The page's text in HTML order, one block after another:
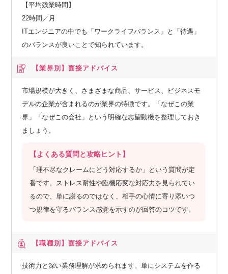
です。
ーーー膨大なデータと最先端AIの融合
年間14億件超の購買データや生活データを、最新のAIアルゴ
お客様一人ひとりに最適な提案と、効率的な物流計画を実現
し、未来の顧客体験を革新します。
ーーー世界基準の自動化テクノロジー
英国Ocado社と連携したAI・ロボット駆使の大型自動倉庫（C
この進化するテクノロジーが、私たちの競争力の源泉です。
AIが変えるプロダクト開発と組織体制
【「バイブネイティブ組織」を意識した体制づくり】
ィング（人間が一切コードを書かずに、AIがプログラミング
する手法）が登場し、
生成AIの技術に大きなブレイクスルーが起きました。
【平均残業時間】
22時間／月
ITエンジニアの中でも「ワークライフバランス」と「待遇」
のバランスが良いことで知られています。
【業界別】 面接アドバイス
市場規模が大きく、さまざまな商品、サービス、ビジネスモ
デルの企業が含まれるのが業界の特徴です。「なぜこの業
界」「なぜこの会社」という明確な志望動機を整理しておき
ましょう。
【よくある質問と攻略ヒント】
「理不尽なクレームにどう対応するか」という質問が定
番です。ストレス耐性や臨機応変な対応力を見られてい
るので、単に謝るのではなく、相手の心情に寄り添いつ
つ規律を守るバランス感覚を示すのが回答のコツです。
【職種別】 面接アドバイス
技術力と深い業務理解が求められます。単にシステムを作る